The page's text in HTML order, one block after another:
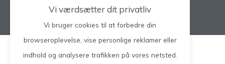
CGM 2021 ©​ | All Rights Reserved
Vi værdsætter dit privatliv
Vi bruger cookies til at forbedre din
browseroplevelse, vise personlige reklamer eller
indhold og analysere trafikken på vores netsted.